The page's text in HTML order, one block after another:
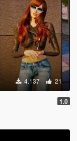
4.137 21
1.0